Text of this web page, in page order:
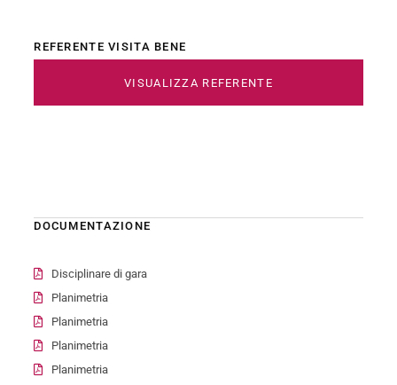
REFERENTE VISITA BENE
VISUALIZZA REFERENTE
DOCUMENTAZIONE
Disciplinare di gara
Planimetria
Planimetria
Planimetria
Planimetria